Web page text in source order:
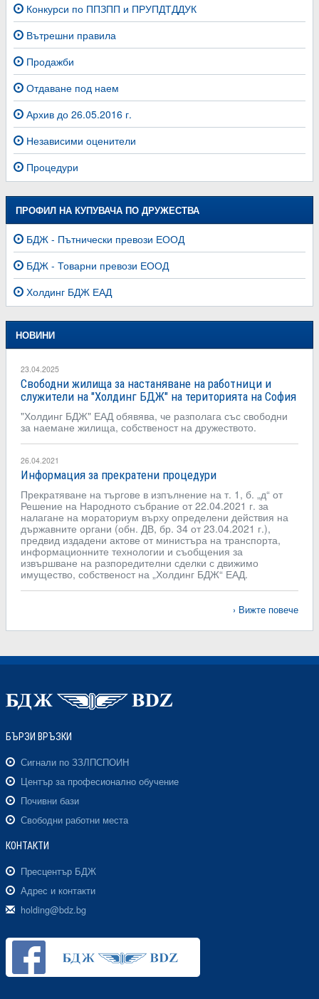
Конкурси по ППЗПП и ПРУПДТДДУК
Вътрешни правила
Продажби
Отдаване под наем
Архив до 26.05.2016 г.
Независими оценители
Процедури
ПРОФИЛ НА КУПУВАЧА ПО ДРУЖЕСТВА
БДЖ - Пътнически превози ЕООД
БДЖ - Товарни превози ЕООД
Холдинг БДЖ ЕАД
НОВИНИ
23.04.2025
Свободни жилища за настаняване на работници и
служители на "Холдинг БДЖ" на територията на София
"Холдинг БДЖ" ЕАД обявява, че разполага със свободни
за наемане жилища, собственост на дружеството.
26.04.2021
Информация за прекратени процедури
Прекратяване на търгове в изпълнение на т. 1, б. „д“ от
Решение на Народното събрание от 22.04.2021 г. за
налагане на мораториум върху определени действия на
държавните органи (обн. ДВ, бр. 34 от 23.04.2021 г.),
предвид издадени актове от министъра на транспорта,
информационните технологии и съобщения за
извършване на разпоредителни сделки с движимо
имущество, собственост на „Холдинг БДЖ“ ЕАД.
Вижте повече
БЪРЗИ ВРЪЗКИ
Сигнали по ЗЗЛПСПОИН
Център за професионално обучение
Почивни бази
Свободни работни места
КОНТАКТИ
Пресцентър БДЖ
Адрес и контакти
holding@bdz.bg